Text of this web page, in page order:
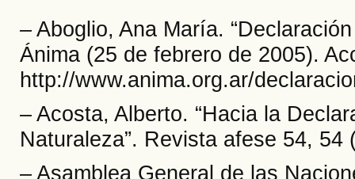
– Aboglio, Ana María.
Ánima (25 de febrero de 2005).
http://www.anima.org.ar/
– Acosta, Alberto. “Hacia la
Naturaleza”. Revista afese 54, 54
– Asamblea General de las